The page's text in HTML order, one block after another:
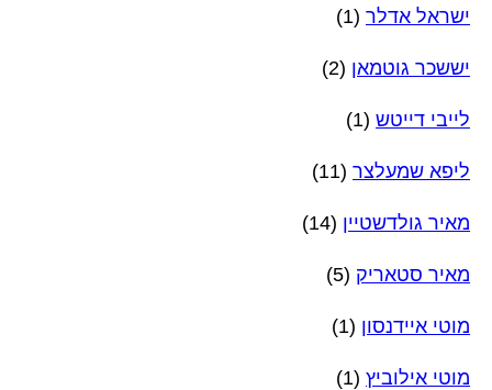
ישראל אדלר (1)
יששכר גוטמאן (2)
לייבי דייטש (1)
ליפא שמעלצר (11)
מאיר גולדשטיין (14)
מאיר סטאריק (5)
מוטי איידנסון (1)
מוטי אילוביץ (1)